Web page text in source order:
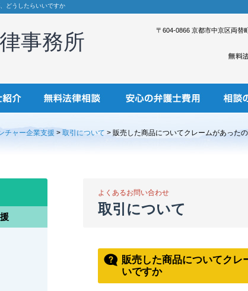
どうしたらいいですか
事務所 〒604-0866 京都市中京区両替
チャー企業支援 > 取引について > 販売した商品についてクレームがあった
よくあるお問い合わせ
取引について
販売した商品についてクレ
いですか